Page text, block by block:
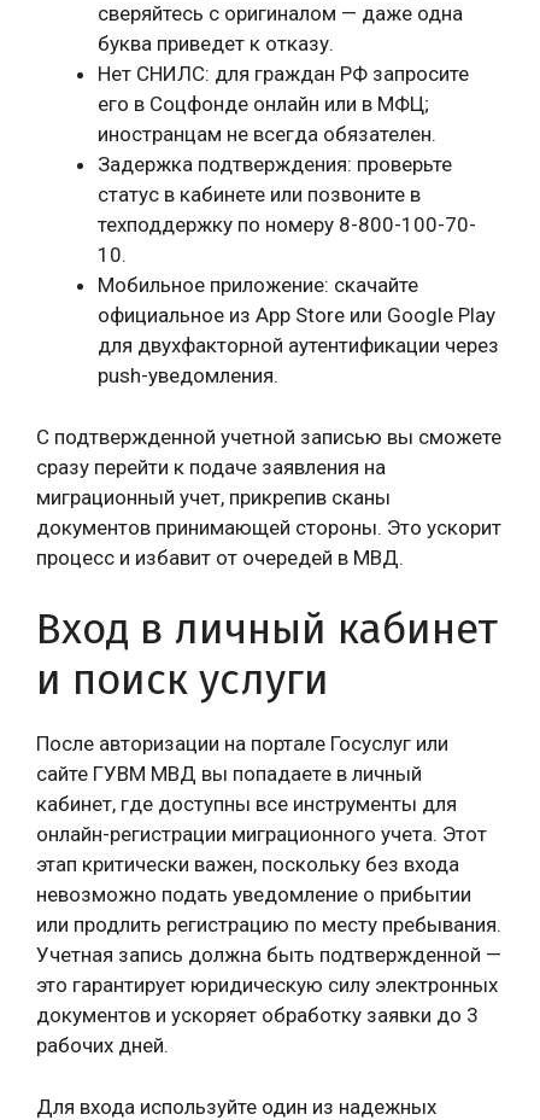
сверяйтесь с оригиналом — даже одна
буква приведет к отказу.
Нет СНИЛС: для граждан РФ запросите
его в Соцфонде онлайн или в МФЦ;
иностранцам не всегда обязателен.
Задержка подтверждения: проверьте
статус в кабинете или позвоните в
техподдержку по номеру 8-800-100-70-
10.
Мобильное приложение: скачайте
официальное из App Store или Google Play
для двухфакторной аутентификации через
push-уведомления.
С подтвержденной учетной записью вы сможете
сразу перейти к подаче заявления на
миграционный учет, прикрепив сканы
документов принимающей стороны. Это ускорит
процесс и избавит от очередей в МВД.
Вход в личный кабинет
и поиск услуги
После авторизации на портале Госуслуг или
сайте ГУВМ МВД вы попадаете в личный
кабинет, где доступны все инструменты для
онлайн-регистрации миграционного учета. Этот
этап критически важен, поскольку без входа
невозможно подать уведомление о прибытии
или продлить регистрацию по месту пребывания.
Учетная запись должна быть подтвержденной —
это гарантирует юридическую силу электронных
документов и ускоряет обработку заявки до 3
рабочих дней.
Для входа используйте один из надежных